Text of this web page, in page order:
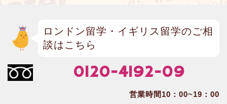
ロンドン留学・イギリス留学のご相
談はこちら
0120-4192-09
営業時間10：00~19：00